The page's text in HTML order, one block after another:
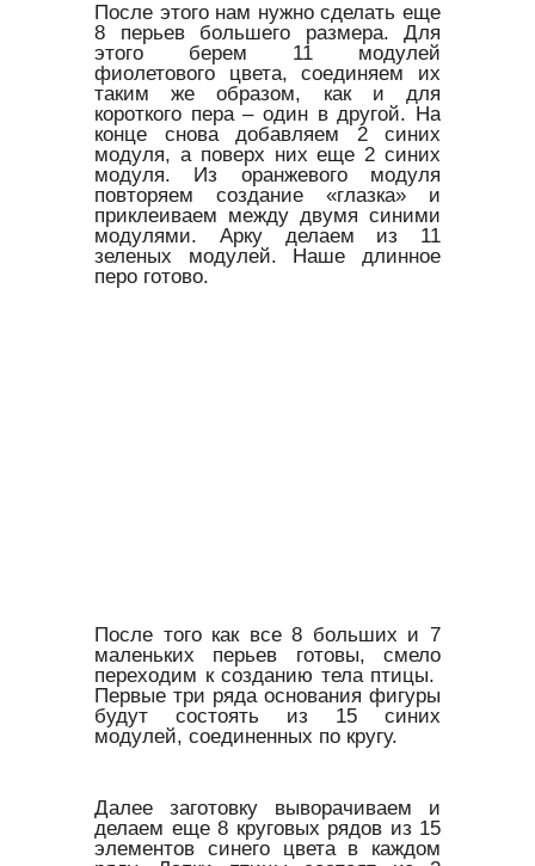
После этого нам нужно сделать еще
8 перьев большего размера. Для
этого берем 11 модулей
фиолетового цвета, соединяем их
таким же образом, как и для
короткого пера – один в другой. На
конце снова добавляем 2 синих
модуля, а поверх них еще 2 синих
модуля. Из оранжевого модуля
повторяем создание «глазка» и
приклеиваем между двумя синими
модулями. Арку делаем из 11
зеленых модулей. Наше длинное
перо готово.
После того как все 8 больших и 7
маленьких перьев готовы, смело
переходим к созданию тела птицы.
Первые три ряда основания фигуры
будут состоять из 15 синих
модулей, соединенных по кругу.
Далее заготовку выворачиваем и
делаем еще 8 круговых рядов из 15
элементов синего цвета в каждом